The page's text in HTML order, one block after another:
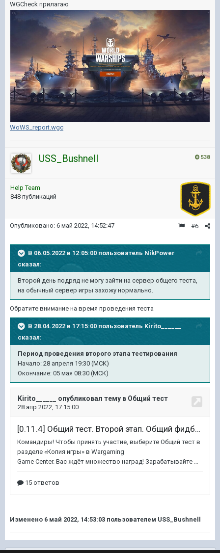
WGCheck прилагаю
WoWS_report.wgc
538
USS_Bushnell
Help Team
848 публикаций
#6
Опубликовано: 6 май 2022, 14:52:47
В 06.05.2022 в 12:05:00 пользователь NikPower
сказал:
Второй день подряд не могу зайти на сервер общего теста,
на обычный сервер игры захожу нормально.
Обратите внимание на время проведения теста
В 28.04.2022 в 17:15:00 пользователь Kirito______
сказал:
Период проведения второго этапа тестирования
Начало: 28 апреля 19:30 (МСК)
Окончание: 05 мая 08:30 (МСК)
Изменено 6 май 2022, 14:53:03 пользователем USS_Bushnell